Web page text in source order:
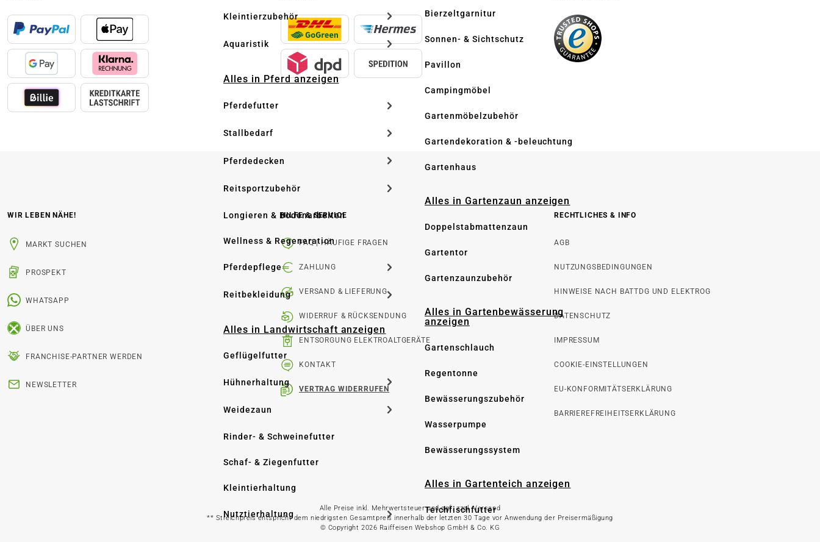
Kleintierzubehör
Aquaristik
Alles in Pferd anzeigen
Pferdefutter
Stallbedarf
Pferdedecken
Reitsportzubehör
Longieren & Bodenarbeiten
Wellness & Regeneration
Pferdepflege
Reitbekleidung
Alles in Landwirtschaft anzeigen
Geflügelfutter
Hühnerhaltung
Weidezaun
Rinder- & Schweinefutter
Schaf- & Ziegenfutter
Kleintierhaltung
Nutztierhaltung
Bierzeltgarnitur
Sonnen- & Sichtschutz
Pavillon
Campingmöbel
Gartenmöbelzubehör
Gartendekoration & -beleuchtung
Gartenhaus
Alles in Gartenzaun anzeigen
Doppelstabmattenzaun
Gartentor
Gartenzaunzubehör
Alles in Gartenbewässerung
anzeigen
Gartenschlauch
Regentonne
Bewässerungszubehör
Wasserpumpe
Bewässerungssystem
Alles in Gartenteich anzeigen
Teichfischfutter
WIR LEBEN NÄHE!
MARKT SUCHEN
PROSPEKT
WHATSAPP
ÜBER UNS
FRANCHISE-PARTNER WERDEN
NEWSLETTER
HILFE & SERVICE
FAQ | HÄUFIGE FRAGEN
ZAHLUNG
VERSAND & LIEFERUNG
WIDERRUF & RÜCKSENDUNG
ENTSORGUNG ELEKTROALTGERÄTE
KONTAKT
VERTRAG WIDERRUFEN
RECHTLICHES & INFO
AGB
NUTZUNGSBEDINGUNGEN
HINWEISE NACH BATTDG UND ELEKTROG
DATENSCHUTZ
IMPRESSUM
COOKIE-EINSTELLUNGEN
EU-KONFORMITÄTSERKLÄRUNG
BARRIEREFREIHEITSERKLÄRUNG
Alle Preise inkl. Mehrwertsteuer und ggf. zzgl. Versand
** Streichpreis entspricht dem niedrigsten Gesamtpreis innerhalb der letzten 30 Tage vor Anwendung der Preisermäßigung
© Copyright 2026 Raiffeisen Webshop GmbH & Co. KG